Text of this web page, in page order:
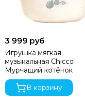
3 999 руб
Игрушка мягкая
музыкальная Chicco
Мурчащий котёнок
В корзину